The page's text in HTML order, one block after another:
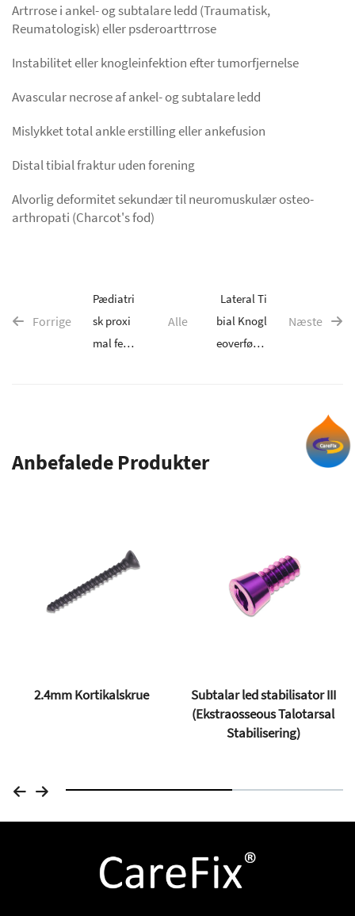
Artrrose i ankel- og subtalare ledd (Traumatisk,
Reumatologisk) eller psderoarttrrose
Instabilitet eller knogleinfektion efter tumorfjernelse
Avascular necrose af ankel- og subtalare ledd
Mislykket total ankle erstilling eller ankefusion
Distal tibial fraktur uden forening
Alvorlig deformitet sekundær til neuromuskulær osteo-
arthropati (Charcot's fod)
Forrige
Pædiatri
sk proxi
mal femu
Alle Næste
Lateral Ti
bial Knogl
eoverførse
Anbefalede Produkter
2.4mm Kortikalskrue
Subtalar led stabilisator III
(Ekstraosseous Talotarsal
Stabilisering)